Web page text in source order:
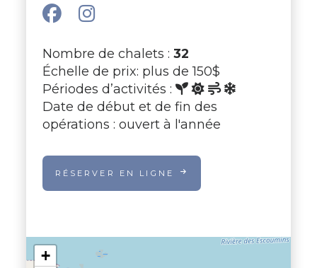
Nombre de chalets : 32
Échelle de prix: plus de 150$
Périodes d’activités :
Date de début et de fin des
opérations : ouvert à l'année
RÉSERVER EN LIGNE
+